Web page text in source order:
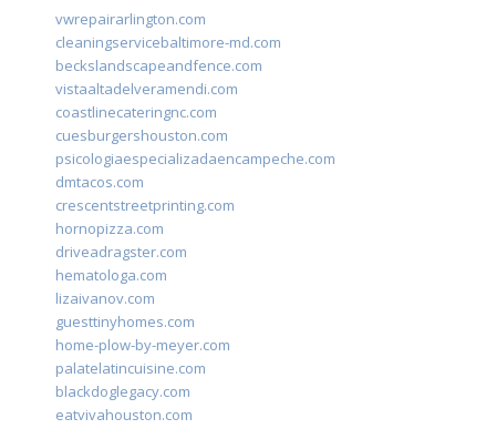
vwrepairarlington.com
cleaningservicebaltimore-md.com
beckslandscapeandfence.com
vistaaltadelveramendi.com
coastlinecateringnc.com
cuesburgershouston.com
psicologiaespecializadaencampeche.com
dmtacos.com
crescentstreetprinting.com
hornopizza.com
driveadragster.com
hematologa.com
lizaivanov.com
guesttinyhomes.com
home-plow-by-meyer.com
palatelatincuisine.com
blackdoglegacy.com
eatvivahouston.com